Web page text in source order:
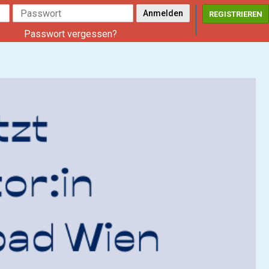
Passwort vergessen?
REGISTRIEREN